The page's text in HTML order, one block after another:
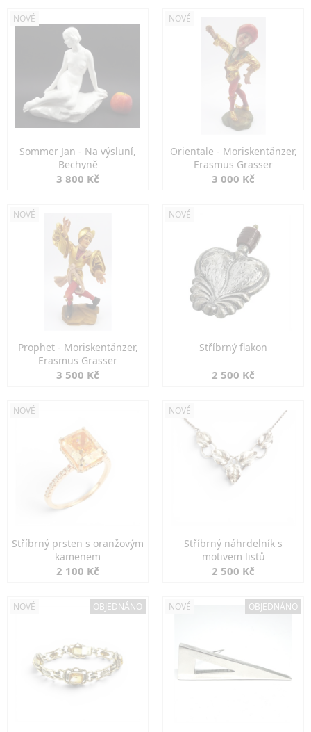
NOVÉ
Sommer Jan - Na výsluní,
Bechyně
3 800 Kč
NOVÉ
Orientale - Moriskentänzer,
Erasmus Grasser
3 000 Kč
NOVÉ
Prophet - Moriskentänzer,
Erasmus Grasser
3 500 Kč
NOVÉ
Stříbrný flakon
2 500 Kč
NOVÉ
Stříbrný prsten s oranžovým
kamenem
2 100 Kč
NOVÉ
Stříbrný náhrdelník s
motivem listů
2 500 Kč
NOVÉ OBJEDNÁNO NOVÉ OBJEDNÁNO